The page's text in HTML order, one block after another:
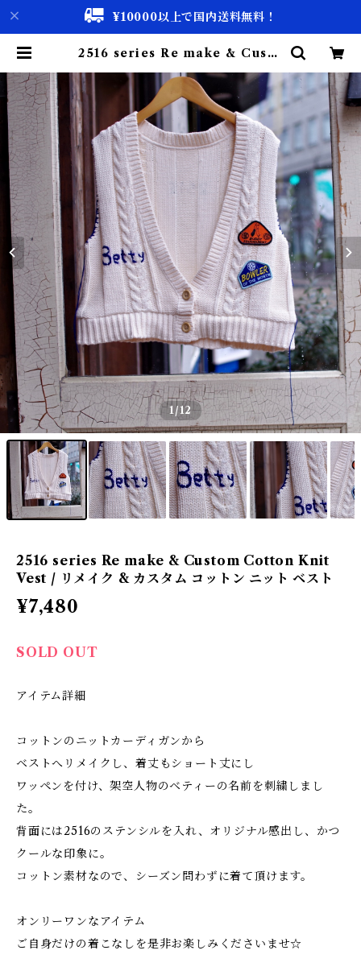
¥10000以上で国内送料無料！
2516 series Re make & Custo
& カスタム コットン ニット ベスト
| 古着屋 仙台 biscco【古着 & Vi
ntage 通販】
1/12
2516 series Re make & Custom Cotton Knit
Vest / リメイク & カスタム コットン ニット ベスト
¥7,480
SOLD OUT
アイテム詳細
コットンのニットカーディガンから
ベストへリメイクし、着丈もショート丈にし
ワッペンを付け、架空人物のベティーの名前を刺繍しまし
た。
背面には2516のステンシルを入れ、オリジナル感出し、かつ
クールな印象に。
コットン素材なので、シーズン問わずに着て頂けます。
オンリーワンなアイテム
ご自身だけの着こなしを是非お楽しみくださいませ☆